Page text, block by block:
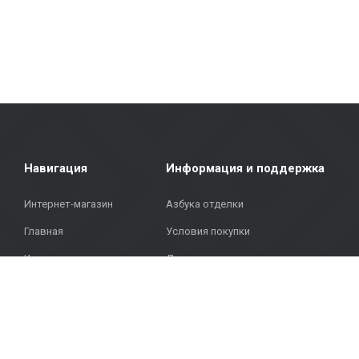
Объединяя более 20 лет опыта, качественные материалы и
Навигация
Интернет-магазин
Главная
Каталог
Информация и поддержка
Азбука отделки
Условия покупки
Доставка и выдача товаров